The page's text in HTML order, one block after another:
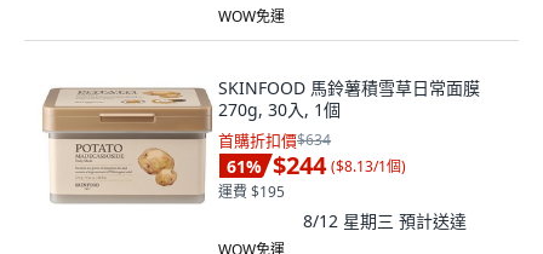
WOW免運
SKINFOOD 馬鈴薯積雪草日常面膜
270g, 30入, 1個
首購折扣價$634
61% $244 ($8.13/1個)
運費 $195
8/12 星期三 預計送達
WOW免運